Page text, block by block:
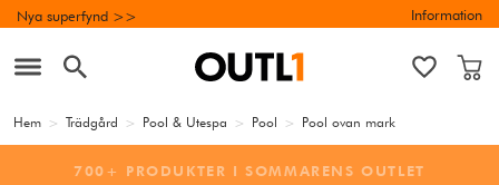
Nya superfynd >> Information
Hem > Trädgård > Pool & Utespa > Pool > Pool ovan mark
700+ PRODUKTER I SOMMARENS OUTLET